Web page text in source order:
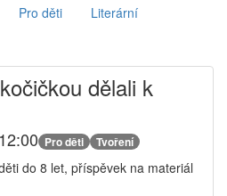
Pro děti
Literární
dělali k
Pro děti Tvoření
do 8 let, příspěvek na materiál